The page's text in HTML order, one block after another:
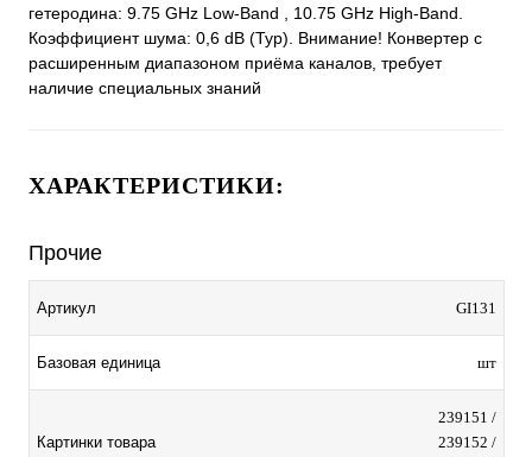
гетеродина: 9.75 GHz Low-Band , 10.75 GHz High-Band.
Коэффициент шума: 0,6 dB (Typ). Внимание! Конвертер с
расширенным диапазоном приёма каналов, требует
наличие специальных знаний
ХАРАКТЕРИСТИКИ:
Прочие
Артикул GI131
Базовая единица шт
Картинки товара
239151 /
239152 /